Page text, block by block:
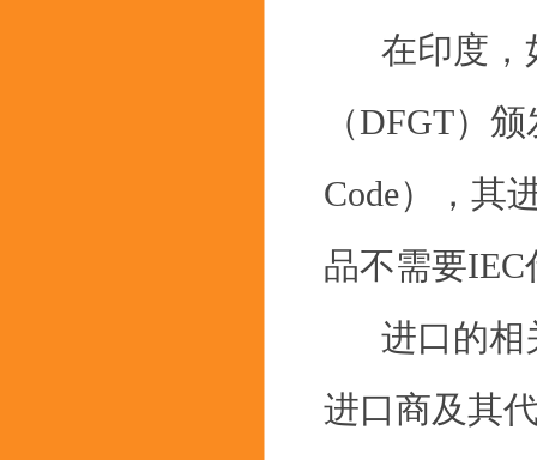
在印度，
（DFGT）
Code），其
品不需要IEC
进口的相
进口商及其